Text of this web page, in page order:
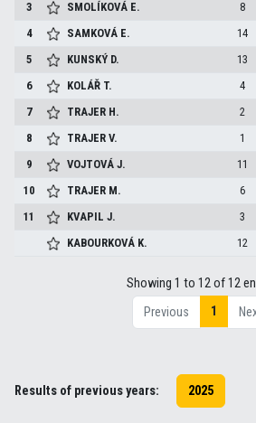
3
SMOLÍKOVÁ E. 8
4
SAMKOVÁ E. 14
5
KUNSKÝ D. 13
6
KOLÁŘ T. 4
7
TRAJER H. 2
8
TRAJERV. 1
9
VOJTOVÁJ. 11
10
TRAJER M. 6
11
KVAPILJ. 3
KABOURKOVÁ K. 12
Showing 1 to 12 of 12
Previous
1
Results of previous years: 2025